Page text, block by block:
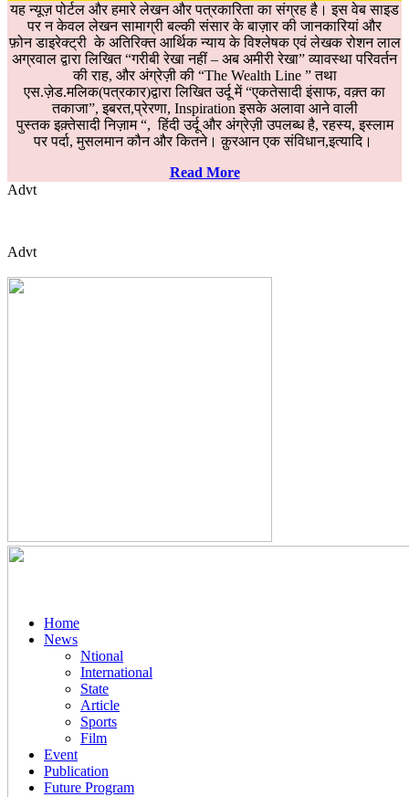
यह न्यूज़ पोर्टल और हमारे लेखन और पत्रकारिता का संग्रह है। इस वेब साइड
पर न केवल लेखन सामाग्री बल्की संसार के बाज़ार की जानकारियां और
फ़ोन डाइरेक्ट्री के अतिरिक्त आर्थिक न्याय के विश्लेषक एवं लेखक रोशन लाल
अग्रवाल द्वारा लिखित “गरीबी रेखा नहीं – अब अमीरी रेखा” व्यावस्था परिवर्तन
की राह, और अंग्रेज़ी की “The Wealth Line ” तथा
एस.ज़ेड.मलिक(पत्रकार)द्वारा लिखित उर्दू में “एकतेसादी इंसाफ, वक़्त का
तकाजा”, इबरत,प्रेरणा, Inspiration इसके अलावा आने वाली
पुस्तक इक़्तेसादी निज़ाम “, हिंदी उर्दू और अंग्रेज़ी उपलब्ध है, रहस्य, इस्लाम
पर पर्दा, मुसलमान कौन और कितने। क़ुरआन एक संविधान,इत्यादि।
Read More
Advt
Advt
Home
News
Ntional
International
State
Article
Sports
Film
Event
Publication
Future Program